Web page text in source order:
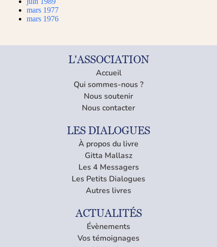
mars 1977
mars 1976
L'ASSOCIATION
Accueil
Qui sommes-nous ?
Nous soutenir
Nous contacter
LES DIALOGUES
À propos du livre
Gitta Mallasz
Les 4 Messagers
Les Petits Dialogues
Autres livres
ACTUALITÉS
Évènements
Vos témoignages